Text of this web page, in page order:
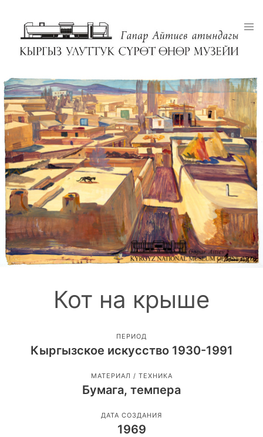
Кот на крыше
ПЕРИОД
Кыргызское искусство 1930-1991
МАТЕРИАЛ / ТЕХНИКА
Бумага, темпера
ДАТА СОЗДАНИЯ
1969